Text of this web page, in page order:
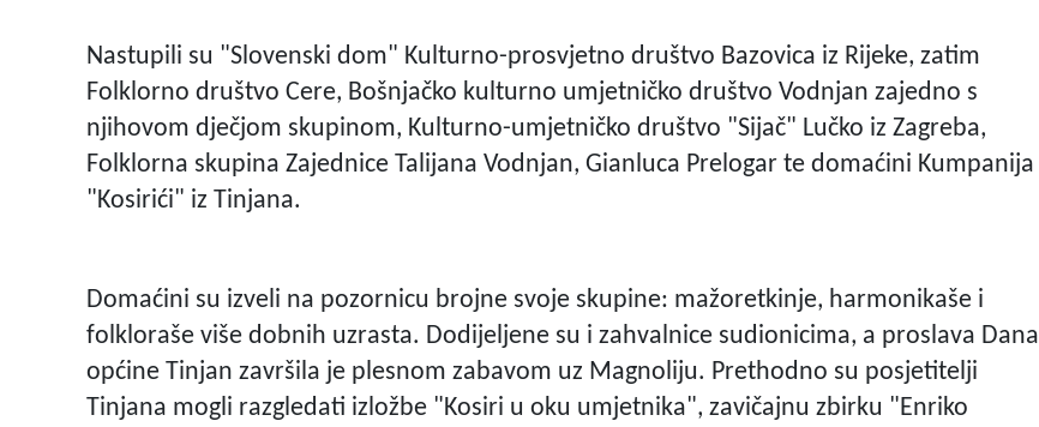
Nastupili su "Slovenski dom" Kulturno-prosvjetno društvo Bazovica iz Rijeke, zatim
Folklorno društvo Cere, Bošnjačko kulturno umjetničko društvo Vodnjan zajedno s
njihovom dječjom skupinom, Kulturno-umjetničko društvo "Sijač" Lučko iz Zagreba,
Folklorna skupina Zajednice Talijana Vodnjan, Gianluca Prelogar te domaćini Kumpanija
"Kosirići" iz Tinjana.
Domaćini su izveli na pozornicu brojne svoje skupine: mažoretkinje, harmonikaše i
folkloraše više dobnih uzrasta. Dodijeljene su i zahvalnice sudionicima, a proslava Dana
općine Tinjan završila je plesnom zabavom uz Magnoliju. Prethodno su posjetitelji
Tinjana mogli razgledati izložbe "Kosiri u oku umjetnika", zavičajnu zbirku "Enriko